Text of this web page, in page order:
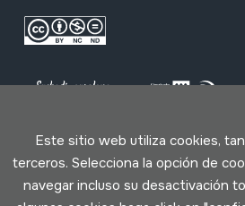
Condiciones de uso
Política de cookies
Este sitio web utiliza cookies,
terceros. Selecciona la opción de
navegar incluso su desactivación